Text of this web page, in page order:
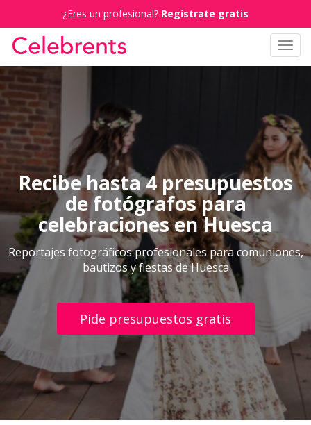
¿Eres un profesional? Regístrate gratis
Recibe hasta 4 presupuestos
de fotógrafos para
celebraciones en Huesca
Reportajes fotográficos profesionales para comuniones,
bautizos y fiestas de Huesca
Pide presupuestos gratis